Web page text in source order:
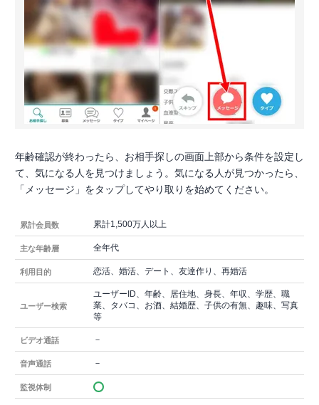
年齢確認が終わったら、お相手探しの画面上部から条件を設定し
て、気になる人を見つけましょう。気になる人が見つかったら、
「メッセージ」をタップしてやり取りを始めてください。
累計会員数 累計1,500万人以上
主な年齢層 全年代
利用目的 恋活、婚活、デート、友達作り、再婚活
ユーザー検索
ユーザーID、年齢、居住地、身長、年収、学歴、職
業、タバコ、お酒、結婚歴、子供の有無、趣味、写真
等
ビデオ通話 －
音声通話 －
監視体制